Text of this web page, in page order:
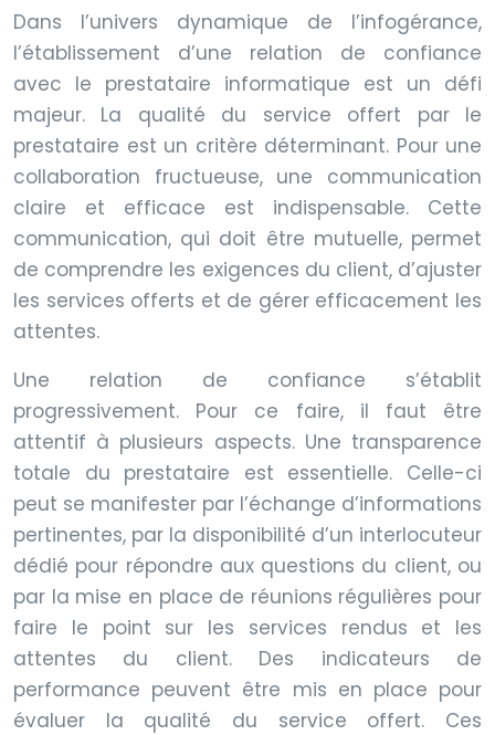
Dans l’univers dynamique de l’infogérance,
l’établissement d’une relation de confiance
avec le prestataire informatique est un défi
majeur. La qualité du service offert par le
prestataire est un critère déterminant. Pour une
collaboration fructueuse, une communication
claire et efficace est indispensable. Cette
communication, qui doit être mutuelle, permet
de comprendre les exigences du client, d’ajuster
les services offerts et de gérer efficacement les
attentes.
Une relation de confiance s’établit
progressivement. Pour ce faire, il faut être
attentif à plusieurs aspects. Une transparence
totale du prestataire est essentielle. Celle-ci
peut se manifester par l’échange d’informations
pertinentes, par la disponibilité d’un interlocuteur
dédié pour répondre aux questions du client, ou
par la mise en place de réunions régulières pour
faire le point sur les services rendus et les
attentes du client. Des indicateurs de
performance peuvent être mis en place pour
évaluer la qualité du service offert. Ces